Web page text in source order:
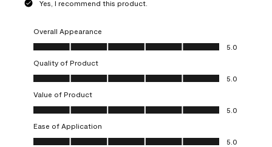
Yes, I recommend this product.
Overall Appearance
Overall Appearance, 5.0 out of 5
5.0
Quality of Product
Quality of Product, 5.0 out of 5
5.0
Value of Product
Value of Product, 5.0 out of 5
5.0
Ease of Application
Ease of Application, 5.0 out of 5
5.0